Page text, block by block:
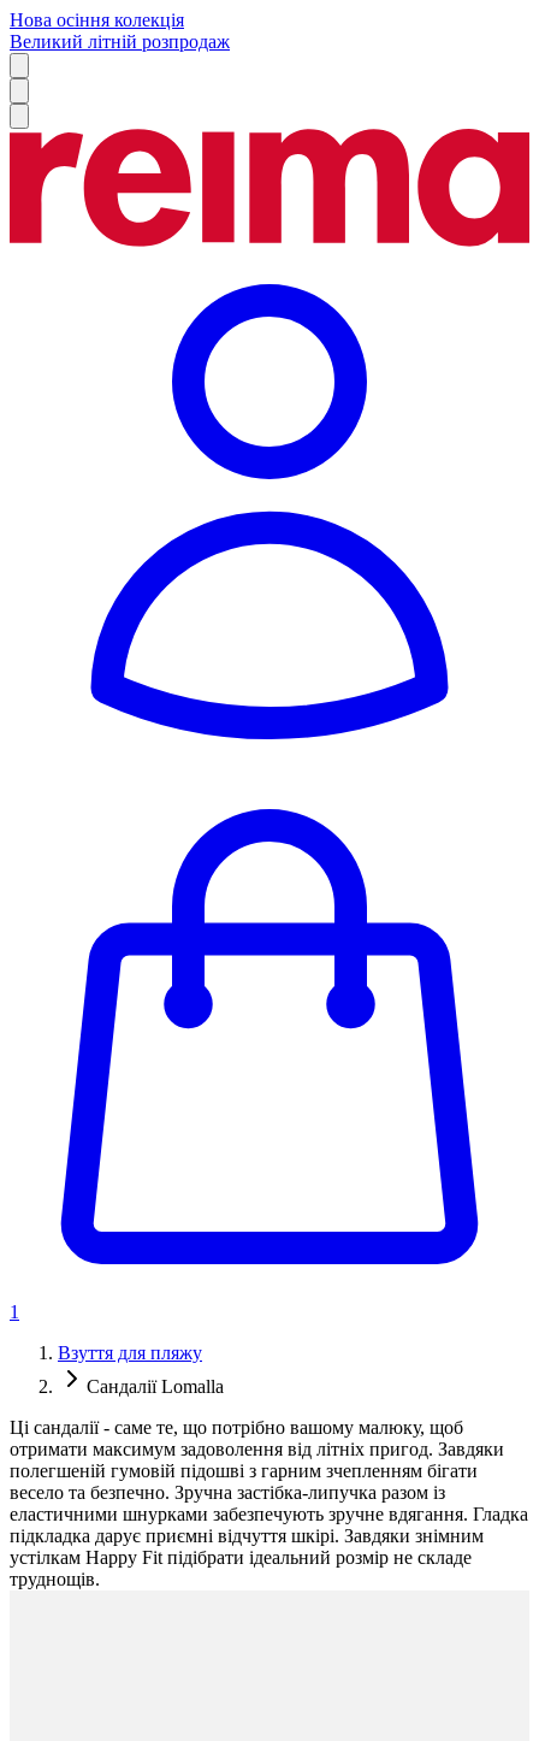
Нова осіння колекція
Великий літній розпродаж
1
Взуття для пляжу
Сандалії Lomalla
Ці сандалії - саме те, що потрібно вашому малюку, щоб
отримати максимум задоволення від літніх пригод. Завдяки
полегшеній гумовій підошві з гарним зчепленням бігати
весело та безпечно. Зручна застібка-липучка разом із
еластичними шнурками забезпечують зручне вдягання. Гладка
підкладка дарує приємні відчуття шкірі. Завдяки знімним
устілкам Happy Fit підібрати ідеальний розмір не складе
труднощів.